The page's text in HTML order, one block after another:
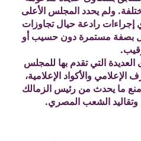
ولم يحدد المجلس الأعلى
إجراءات رادعة حيال تجاوزات
بصفة مستمرة دون حسيب أو
التي تقدم بها للمجلس
والأكواد الإعلامية،
ومنع ما يحدث من رئيس الزمالك
الشعب المصري.